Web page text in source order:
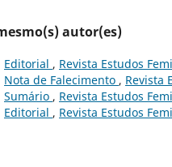
autor(es)
Editorial , Revista Estudos
Nota de Falecimento , Revista
Sumário , Revista Estudos
Editorial , Revista Estudos